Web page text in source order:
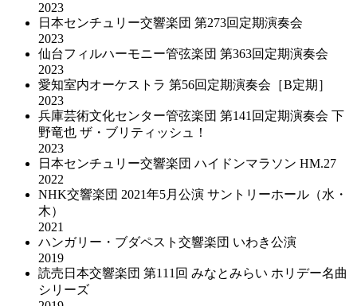
2023
日本センチュリー交響楽団 第273回定期演奏会
2023
仙台フィルハーモニー管弦楽団 第363回定期演奏会
2023
愛知室内オーケストラ 第56回定期演奏会［B定期］
2023
兵庫芸術文化センター管弦楽団 第141回定期演奏会 下
野竜也 ザ・ブリティッシュ！
2023
日本センチュリー交響楽団 ハイドンマラソン HM.27
2022
NHK交響楽団 2021年5⽉公演 サントリーホール（水・
木）
2021
ハンガリー・ブダペスト交響楽団 いわき公演
2019
読売日本交響楽団 第111回 みなとみらい ホリデー名曲
シリーズ